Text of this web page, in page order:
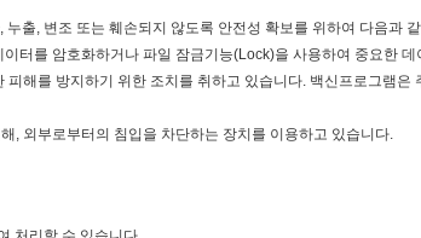
출, 변조 또는 훼손되지 않도록 안전성 확보를 위하여 다음과
터를 암호화하거나 파일 잠금기능(Lock)을 사용하여 중요한
해를 방지하기 위한 조치를 취하고 있습니다. 백신프로그램
, 외부로부터의 침입을 차단하는 장치를 이용하고 있습니다.